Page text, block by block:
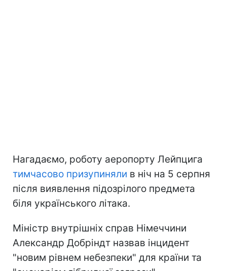
Нагадаємо, роботу аеропорту Лейпцига
тимчасово призупиняли в ніч на 5 серпня
після виявлення підозрілого предмета
біля українського літака.
Міністр внутрішніх справ Німеччини
Александр Добріндт назвав інцидент
"новим рівнем небезпеки" для країни та